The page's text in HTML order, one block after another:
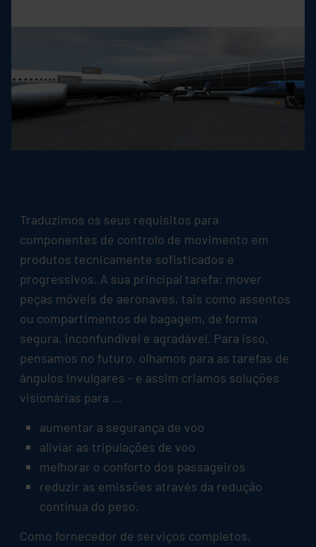
Traduzimos os seus requisitos para
componentes de controlo de movimento em
produtos tecnicamente sofisticados e
progressivos. A sua principal tarefa: mover
peças móveis de aeronaves, tais como assentos
ou compartimentos de bagagem, de forma
segura, inconfundível e agradável. Para isso,
pensamos no futuro, olhamos para as tarefas de
ângulos invulgares - e assim criamos soluções
visionárias para ...
aumentar a segurança de voo
aliviar as tripulações de voo
melhorar o conforto dos passageiros
reduzir as emissões através da redução
contínua do peso.
Como fornecedor de serviços completos,